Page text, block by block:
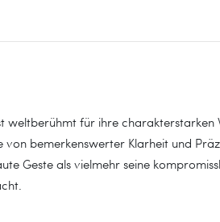
weltberühmt für ihre
bemerkenswerter Klarheit und
Geste als vielmehr seine